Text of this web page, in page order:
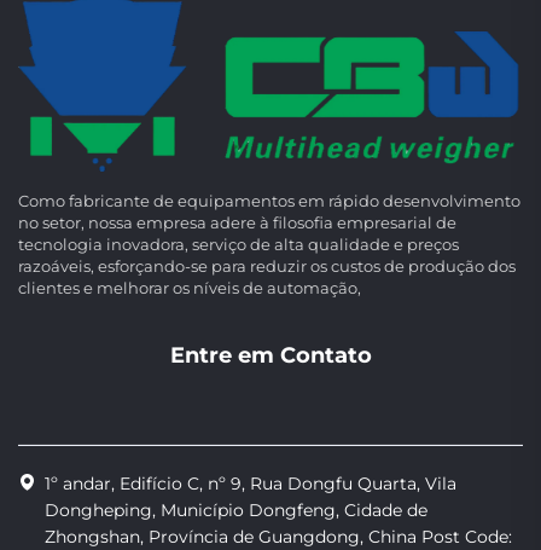
Como fabricante de equipamentos em rápido desenvolvimento
no setor, nossa empresa adere à filosofia empresarial de
tecnologia inovadora, serviço de alta qualidade e preços
razoáveis, esforçando-se para reduzir os custos de produção dos
clientes e melhorar os níveis de automação,
Entre em Contato
1º andar, Edifício C, nº 9, Rua Dongfu Quarta, Vila
Dongheping, Município Dongfeng, Cidade de
Zhongshan, Província de Guangdong, China Post Code: